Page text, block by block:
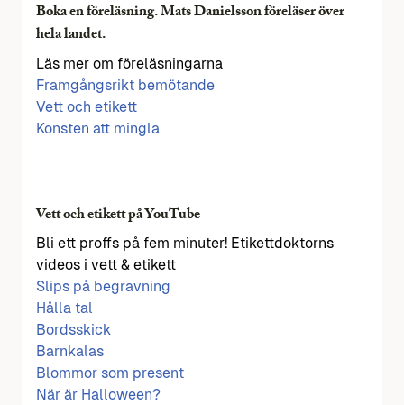
Boka en föreläsning. Mats Danielsson föreläser över
hela landet.
Läs mer om föreläsningarna
Framgångsrikt bemötande
Vett och etikett
Konsten att mingla
Vett och etikett på YouTube
Bli ett proffs på fem minuter! Etikettdoktorns
videos i vett & etikett
Slips på begravning
Hålla tal
Bordsskick
Barnkalas
Blommor som present
När är Halloween?